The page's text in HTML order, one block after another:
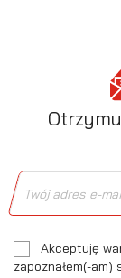
Akceptuję
zapoznałem(-am)